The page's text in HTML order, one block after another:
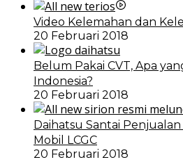
Video Kelemahan dan
20 Februari 2018
Belum Pakai CVT, Apa
Indonesia?
20 Februari 2018
Daihatsu Santai
Mobil LCGC
20 Februari 2018